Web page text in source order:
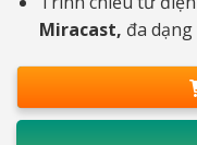
Miracast, đa